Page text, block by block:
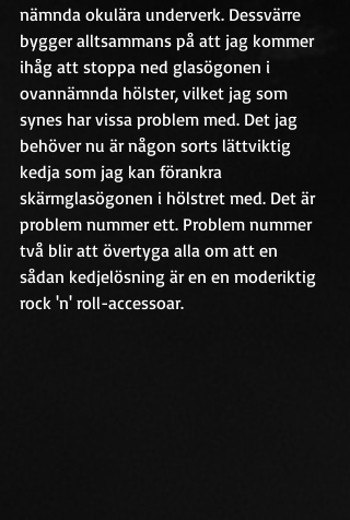
nämnda okulära underverk. Dessvärre
bygger alltsammans på att jag kommer
ihåg att stoppa ned glasögonen i
ovannämnda hölster, vilket jag som
synes har vissa problem med. Det jag
behöver nu är någon sorts lättviktig
kedja som jag kan förankra
skärmglasögonen i hölstret med. Det är
problem nummer ett. Problem nummer
två blir att övertyga alla om att en
sådan kedjelösning är en en moderiktig
rock 'n' roll-accessoar.